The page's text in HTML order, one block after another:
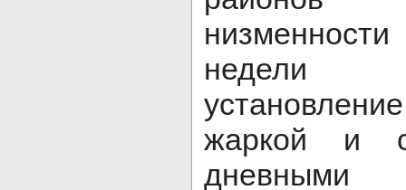
недели
жаркой и
дневными